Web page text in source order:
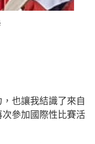
也讓我結識了來自
參加國際性比賽活